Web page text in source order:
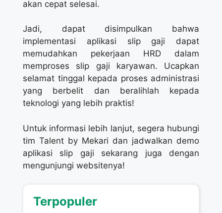
akan cepat selesai.
Jadi, dapat disimpulkan bahwa
implementasi aplikasi slip gaji dapat
memudahkan pekerjaan HRD dalam
memproses slip gaji karyawan. Ucapkan
selamat tinggal kepada proses administrasi
yang berbelit dan beralihlah kepada
teknologi yang lebih praktis!
Untuk informasi lebih lanjut, segera hubungi
tim Talent by Mekari dan jadwalkan demo
aplikasi slip gaji sekarang juga dengan
mengunjungi websitenya!
Terpopuler